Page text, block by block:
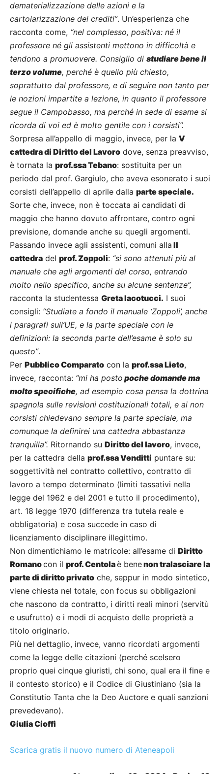
dematerializzazione delle azioni e la
cartolarizzazione dei crediti”. Un’esperienza che
racconta come, “nel complesso, positiva: né il
professore né gli assistenti mettono in difficoltà e
tendono a promuovere. Consiglio di studiare bene il
terzo volume, perché è quello più chiesto,
soprattutto dal professore, e di seguire non tanto per
le nozioni impartite a lezione, in quanto il professore
segue il Campobasso, ma perché in sede di esame si
ricorda di voi ed è molto gentile con i corsisti”.
Sorpresa all’appello di maggio, invece, per la V
cattedra di Diritto del Lavoro dove, senza preavviso,
è tornata la prof.ssa Tebano: sostituita per un
periodo dal prof. Gargiulo, che aveva esonerato i suoi
corsisti dell’appello di aprile dalla parte speciale.
Sorte che, invece, non è toccata ai candidati di
maggio che hanno dovuto affrontare, contro ogni
previsione, domande anche su quegli argomenti.
Passando invece agli assistenti, comuni alla II
cattedra del prof. Zoppoli: “si sono attenuti più al
manuale che agli argomenti del corso, entrando
molto nello specifico, anche su alcune sentenze”,
racconta la studentessa Greta Iacotucci. I suoi
consigli: “Studiate a fondo il manuale ‘Zoppoli’, anche
i paragrafi sull’UE, e la parte speciale con le
definizioni: la seconda parte dell’esame è solo su
questo”.
Per Pubblico Comparato con la prof.ssa Lieto,
invece, racconta: “mi ha posto poche domande ma
molto specifiche, ad esempio cosa pensa la dottrina
spagnola sulle revisioni costituzionali totali, e ai non
corsisti chiedevano sempre la parte speciale, ma
comunque la definirei una cattedra abbastanza
tranquilla”. Ritornando su Diritto del lavoro, invece,
per la cattedra della prof.ssa Venditti puntare su:
soggettività nel contratto collettivo, contratto di
lavoro a tempo determinato (limiti tassativi nella
legge del 1962 e del 2001 e tutto il procedimento),
art. 18 legge 1970 (differenza tra tutela reale e
obbligatoria) e cosa succede in caso di
licenziamento disciplinare illegittimo.
Non dimentichiamo le matricole: all’esame di Diritto
Romanocon il prof. Centolaè benenon tralasciare la
parte di diritto privato che, seppur in modo sintetico,
viene chiesta nel totale, con focus su obbligazioni
che nascono da contratto, i diritti reali minori (servitù
e usufrutto) e i modi di acquisto delle proprietà a
titolo originario.
Più nel dettaglio, invece, vanno ricordati argomenti
come la legge delle citazioni (perché scelsero
proprio quei cinque giuristi, chi sono, qual era il fine e
il contesto storico) e il Codice di Giustiniano (sia la
Constitutio Tanta che la Deo Auctore e quali sanzioni
prevedevano).
Giulia Cioffi
Scarica gratis il nuovo numero di Ateneapoli